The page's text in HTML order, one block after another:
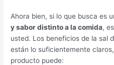
Ahora bien, si lo que busca es
y sabor distinto a la comida,
usted. Los beneficios de la sal
están lo suficientemente
producto puede: